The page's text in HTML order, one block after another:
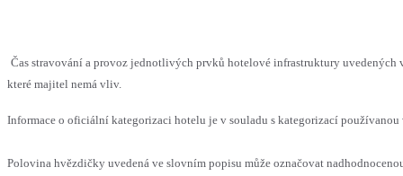
Čas stravování a provoz jednotlivých prvků hotelové infrastruktury uvedených
které majitel nemá vliv.
Informace o oficiální kategorizaci hotelu je v souladu s kategorizací
Polovina hvězdičky uvedená ve slovním popisu může označovat